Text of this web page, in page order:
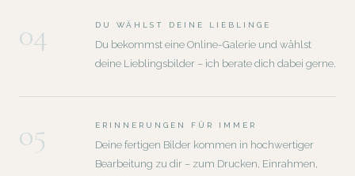
04 DU WÄHLST DEINE LIEBLINGE
Du bekommst eine Online-Galerie und wählst
deine Lieblingsbilder – ich berate dich dabei gerne.
05 ERINNERUNGEN FÜR IMMER
Deine fertigen Bilder kommen in hochwertiger
Bearbeitung zu dir – zum Drucken, Einrahmen,